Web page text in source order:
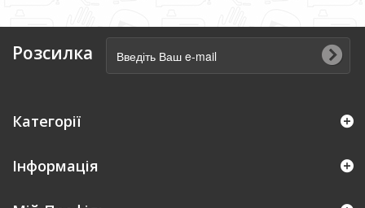
Розсилка
Категорії
Інформація